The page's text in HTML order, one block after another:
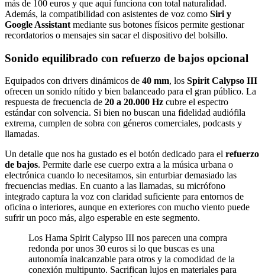
más de 100 euros y que aquí funciona con total naturalidad.
Además, la compatibilidad con asistentes de voz como Siri y
Google Assistant mediante sus botones físicos permite gestionar
recordatorios o mensajes sin sacar el dispositivo del bolsillo.
Sonido equilibrado con refuerzo de bajos opcional
Equipados con drivers dinámicos de 40 mm, los Spirit Calypso III
ofrecen un sonido nítido y bien balanceado para el gran público. La
respuesta de frecuencia de 20 a 20.000 Hz cubre el espectro
estándar con solvencia. Si bien no buscan una fidelidad audiófila
extrema, cumplen de sobra con géneros comerciales, podcasts y
llamadas.
Un detalle que nos ha gustado es el botón dedicado para el refuerzo
de bajos. Permite darle ese cuerpo extra a la música urbana o
electrónica cuando lo necesitamos, sin enturbiar demasiado las
frecuencias medias. En cuanto a las llamadas, su micrófono
integrado captura la voz con claridad suficiente para entornos de
oficina o interiores, aunque en exteriores con mucho viento puede
sufrir un poco más, algo esperable en este segmento.
Los Hama Spirit Calypso III nos parecen una compra
redonda por unos 30 euros si lo que buscas es una
autonomía inalcanzable para otros y la comodidad de la
conexión multipunto. Sacrifican lujos en materiales para